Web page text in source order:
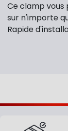
Ce clamp
sur n'importe
Rapide